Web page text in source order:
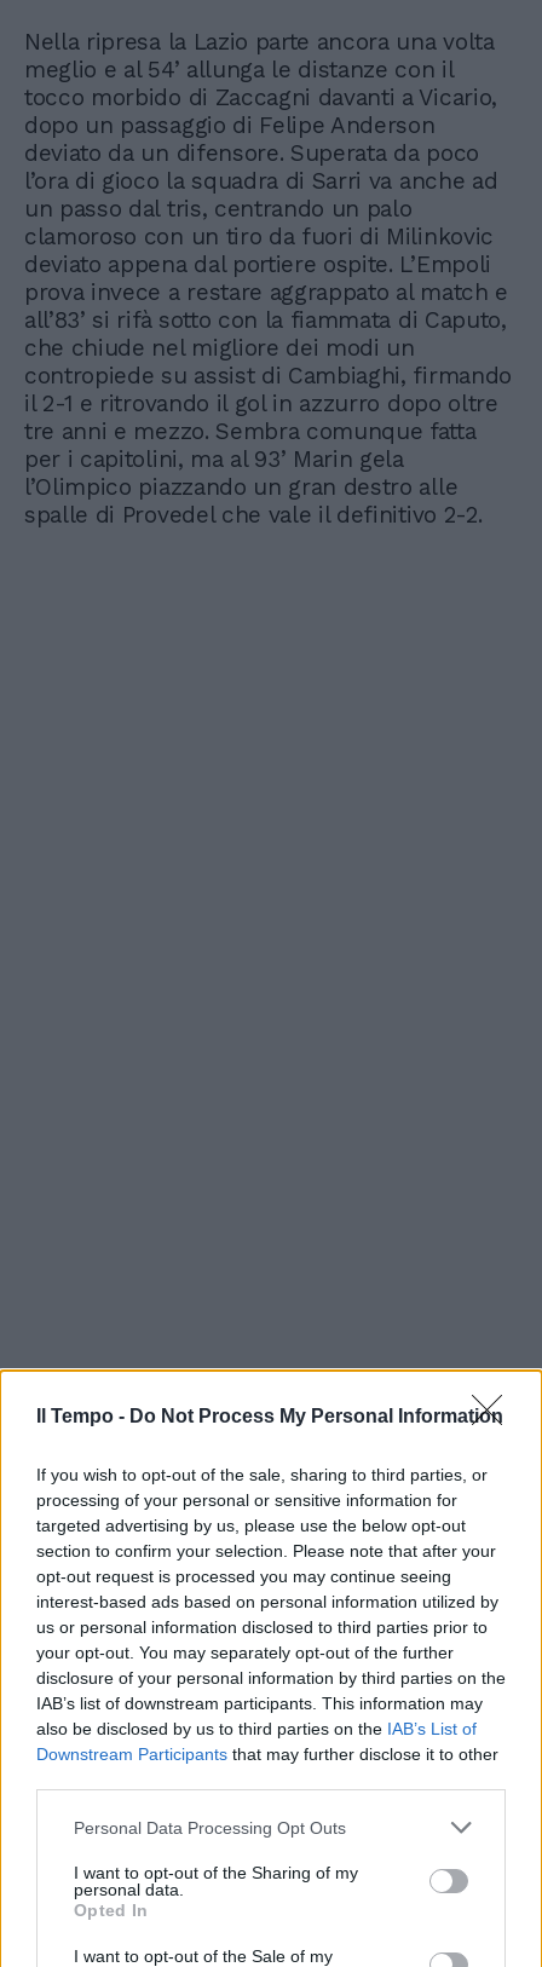
Il Tempo - Do Not Process My Personal Information
If you wish to opt-out of the sale, sharing to third parties, or
processing of your personal or sensitive information for
targeted advertising by us, please use the below opt-out
section to confirm your selection. Please note that after your
opt-out request is processed you may continue seeing
interest-based ads based on personal information utilized by
us or personal information disclosed to third parties prior to
your opt-out. You may separately opt-out of the further
disclosure of your personal information by third parties on the
IAB’s list of downstream participants. This information may
also be disclosed by us to third parties on the IAB’s List of
Downstream Participants that may further disclose it to other
Personal Data Processing Opt Outs
I want to opt-out of the Sharing of my
personal data.
Opted In
I want to opt-out of the Sale of my
Nella ripresa la Lazio parte ancora una volta
meglio e al 54’ allunga le distanze con il
tocco morbido di Zaccagni davanti a Vicario,
dopo un passaggio di Felipe Anderson
deviato da un difensore. Superata da poco
l’ora di gioco la squadra di Sarri va anche ad
un passo dal tris, centrando un palo
clamoroso con un tiro da fuori di Milinkovic
deviato appena dal portiere ospite. L’Empoli
prova invece a restare aggrappato al match e
all’83’ si rifà sotto con la fiammata di Caputo,
che chiude nel migliore dei modi un
contropiede su assist di Cambiaghi, firmando
il 2-1 e ritrovando il gol in azzurro dopo oltre
tre anni e mezzo. Sembra comunque fatta
per i capitolini, ma al 93’ Marin gela
l’Olimpico piazzando un gran destro alle
spalle di Provedel che vale il definitivo 2-2.